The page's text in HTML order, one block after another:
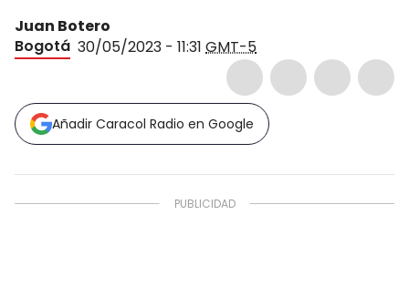
Juan Botero
Bogotá 30/05/2023 - 11:31 GMT-5
Añadir Caracol Radio en Google